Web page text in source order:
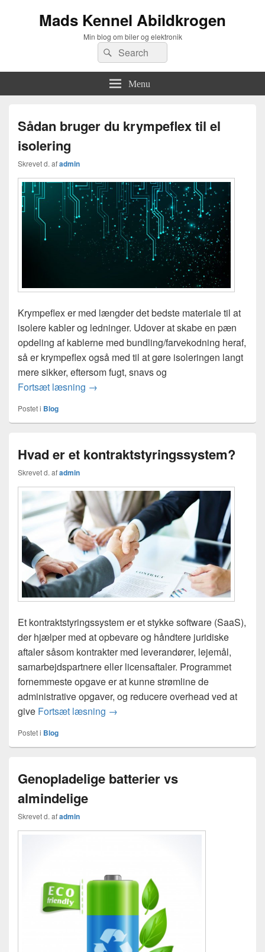
Mads Kennel Abildkrogen
Min blog om biler og elektronik
Search
for:
Søg
Menu
Sådan bruger du krympeflex til el
isolering
Skrevet d. afadmin
Krympeflex er med længder det bedste materiale til at
isolere kabler og ledninger. Udover at skabe en pæn
opdeling af kablerne med bundling/farvekodning heraf,
så er krympeflex også med til at gøre isoleringen langt
mere sikker, eftersom fugt, snavs og
Fortsæt læsning Sådan bruger du krympeflex til el isolering
→
Postet i Blog
Hvad er et kontraktstyringssystem?
Skrevet d. afadmin
Et kontraktstyringssystem er et stykke software (SaaS),
der hjælper med at opbevare og håndtere juridiske
aftaler såsom kontrakter med leverandører, lejemål,
samarbejdspartnere eller licensaftaler. Programmet
fornemmeste opgave er at kunne strømline de
administrative opgaver, og reducere overhead ved at
give Fortsæt læsning Hvad er et kontraktstyringssystem?
→
Postet i Blog
Genopladelige batterier vs
almindelige
Skrevet d. afadmin